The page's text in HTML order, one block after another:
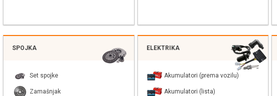
SPOJKA
Set spojke
Zamašnjak
ELEKTRIKA
Akumulatori (prema vozilu)
Akumulatori (lista)